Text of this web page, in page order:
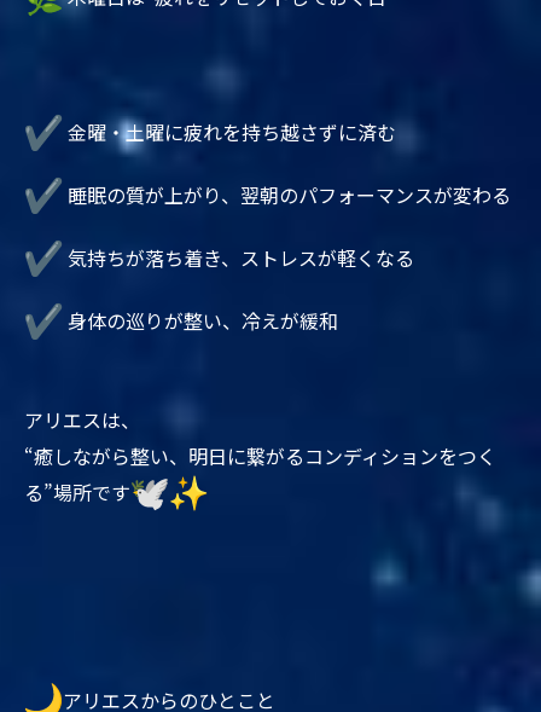
金曜・土曜に疲れを持ち越さずに済む
睡眠の質が上がり、翌朝のパフォーマンスが変わる
気持ちが落ち着き、ストレスが軽くなる
身体の巡りが整い、冷えが緩和
アリエスは、
“癒しながら整い、明日に繋がるコンディションをつく
る”場所です
アリエスからのひとこと